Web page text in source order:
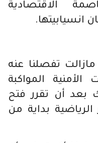
الاقتصادية
انسيابيتها.
تفصلنا عنه
المواكبة
بعد أن تقرر فتح
بداية من